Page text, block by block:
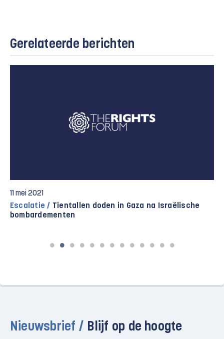
Gerelateerde berichten
10 mei 2021
Sheikh Jarrah /Escalatie in Oost-Jeruzalem houdt
grote risico’s in
Nieuwsbrief / Blijf op de hoogte